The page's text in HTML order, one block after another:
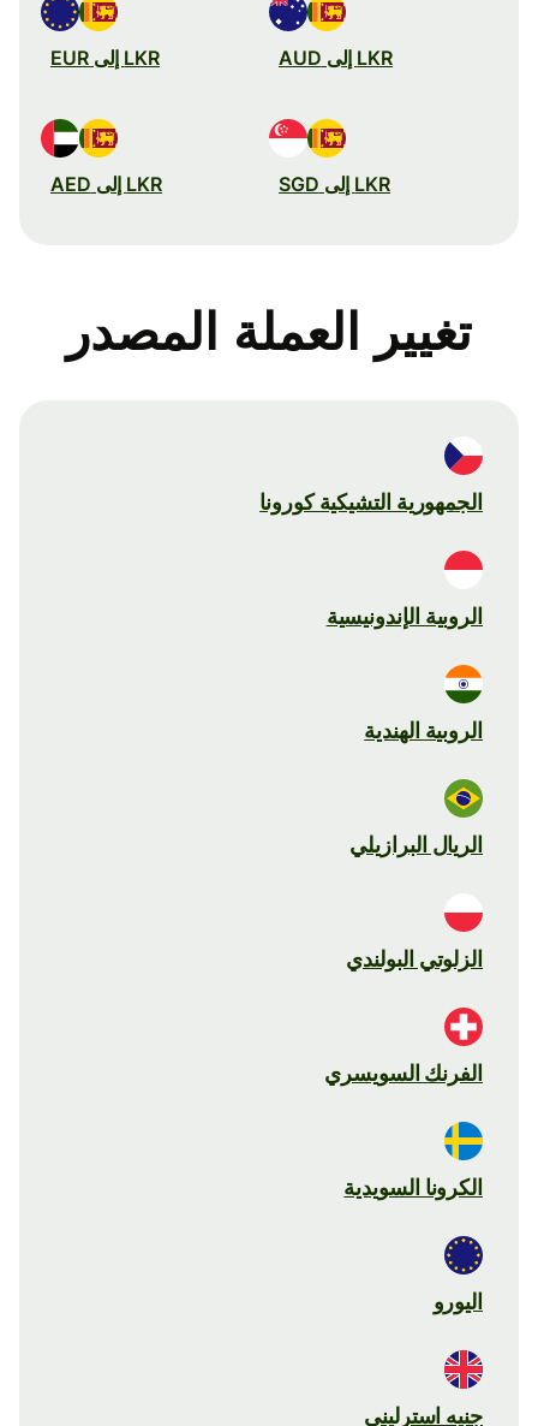
LKR إلى AUD LKR إلى EUR
LKR إلى SGD LKR إلى AED
تغيير العملة المصدر
الجمهورية التشيكية كورونا
الروبية الإندونيسية
الروبية الهندية
الريال البرازيلي
الزلوتي البولندي
الفرنك السويسري
الكرونا السويدية
اليورو
جنيه استرليني